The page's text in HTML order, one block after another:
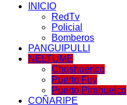
INICIO
RedTv
Policial
Bomberos
PANGUIPULLI
NELTUME
Choshuenco
Puerto Fuy
Puerto Pirehueico
COÑARIPE